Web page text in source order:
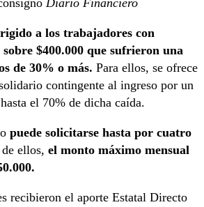
Diario Financiero
a los trabajadores con
sobre $400.000 que sufrieron una
de 30% o más. Para ellos, se ofrece
contingente al ingreso por un
el 70% de dicha caída.
puede solicitarse hasta por cuatro
ellos, el monto máximo mensual
recibieron el aporte Estatal Directo